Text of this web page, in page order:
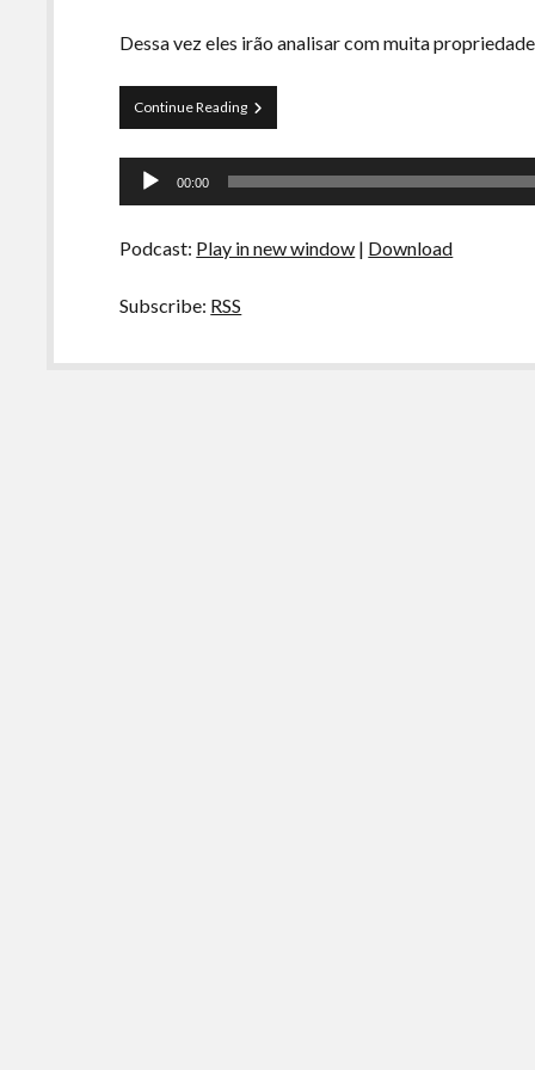
Dessa vez eles irão analisar com muita
Continue ReadingCurva
Belas
–
de
Tocador
00:00
Podcast: Play in new window | Download
Subscribe: RSS